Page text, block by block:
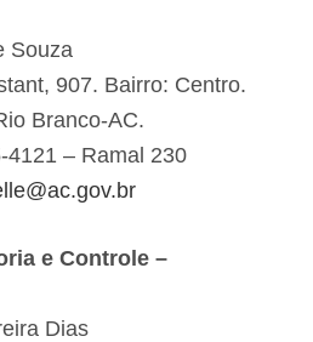
Souza
907. Bairro: Centro.
Branco-AC.
4121 – Ramal 230
e Controle –
Dias